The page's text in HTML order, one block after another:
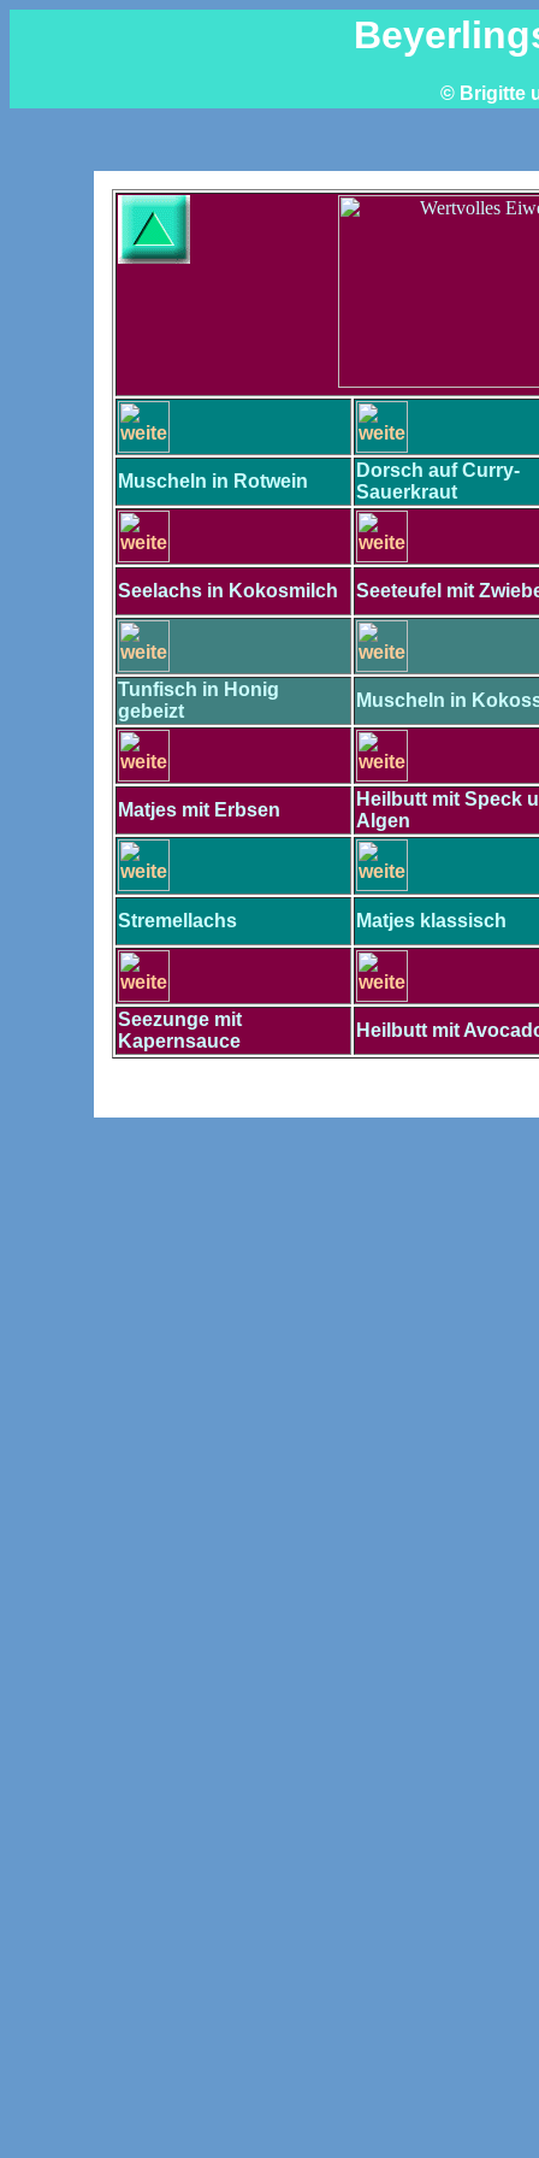
© Brigitte
Muscheln in Rotwein
Dorsch auf Curry-
Sauerkraut
Seelachs in Kokosmilch Seeteufel mit
Tunfisch in Honig
gebeizt
Muscheln in
Matjes mit Erbsen
Heilbutt mit Speck
Algen
Stremellachs Matjes klassisch
Seezunge mit
Kapernsauce
Heilbutt mit